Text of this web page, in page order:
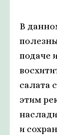
В
подаче
салата
этим
и